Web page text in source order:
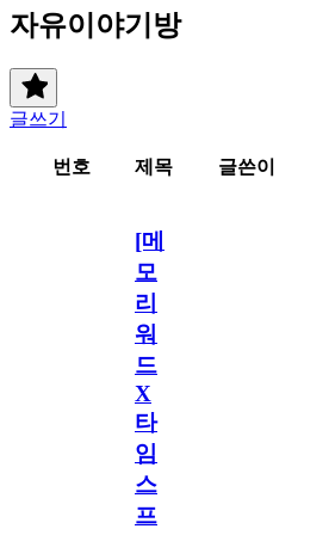
자유이야기방
글쓰기
번호 제목 글쓴이
[메
모
리
워
드
X
타
임
스
프